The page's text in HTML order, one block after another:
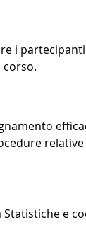
partecipanti
relative
e